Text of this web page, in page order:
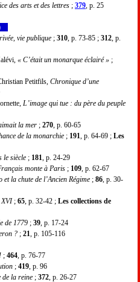
des arts et des lettres ; 379 , p. 25
vie publique ; 310 , p. 73-85 ; 312 , p.
« C’était un monarque éclairé » ;
Petitfils, Chronique d’une
L’image qui tue : du père du peuple
la mer ; 270 , p. 60-65
de la monarchie ; 191 , p. 64-69 ; Les
le siècle ; 181 , p. 24-29
monte à Paris ; 109 , p. 62-67
et la chute de l’Ancien Régime ; 86 , p. 30-
XVI; 65 , p. 32-42 ; Les collections de
de 1779 ; 39 , p. 17-24
? ; 21 , p. 105-116
; 464 , p. 76-77
; 419 , p. 96
de la reine ; 372 , p. 26-27